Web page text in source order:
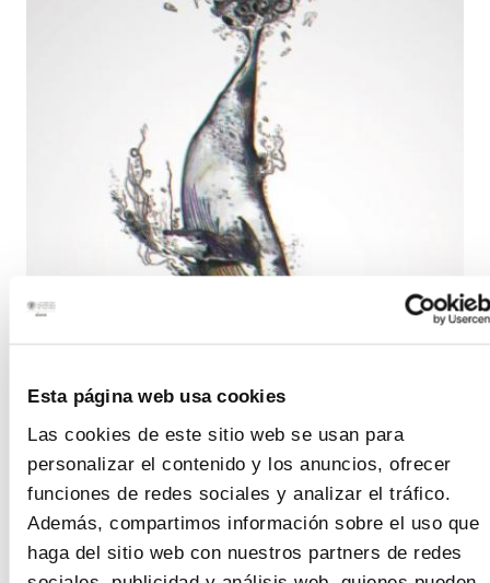
Esta página web usa cookies
Las cookies de este sitio web se usan para
personalizar el contenido y los anuncios, ofrecer
funciones de redes sociales y analizar el tráfico.
Además, compartimos información sobre el uso que
haga del sitio web con nuestros partners de redes
Como Llegar Google Maps: